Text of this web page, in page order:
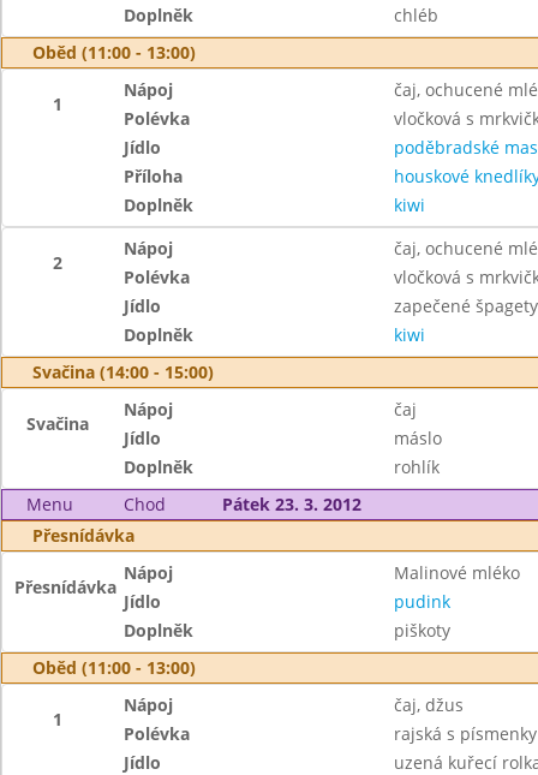
Doplněk
chléb
Oběd (11:00 - 13:00)
1
Nápoj
čaj, ochucené
Polévka
vločková s
Jídlo
poděbradské
Příloha
houskové
Doplněk
kiwi
2
Nápoj
čaj, ochucené
Polévka
vločková s
Jídlo
zapečené špagety
Doplněk
kiwi
Svačina (14:00 - 15:00)
Svačina
Nápoj
čaj
Jídlo
máslo
Doplněk
rohlík
Menu
Chod
Pátek 23. 3. 2012
Přesnídávka
Přesnídávka
Nápoj
Malinové mléko
Jídlo
pudink
Doplněk
piškoty
Oběd (11:00 - 13:00)
1
Nápoj
čaj, džus
Polévka
rajská s písmenky
Jídlo
uzená kuřecí